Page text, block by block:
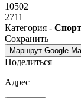
10502
2711
Категория -
Сохранить
Маршрут Google
Поделиться
Адрес